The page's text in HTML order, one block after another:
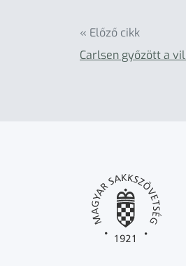
« Előző cikk
Carlsen győzött a